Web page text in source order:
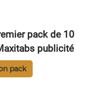
pack de 10
pack